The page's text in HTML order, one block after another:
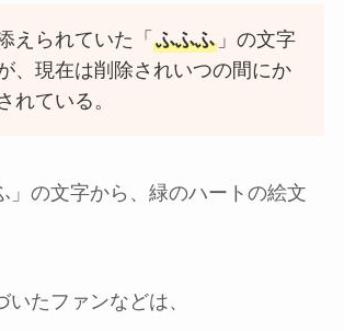
えられていた「ふふふ 」の文字
、現在は削除されいつの間にか
れている。
」の文字から、緑のハートの絵文
いたファンなどは、